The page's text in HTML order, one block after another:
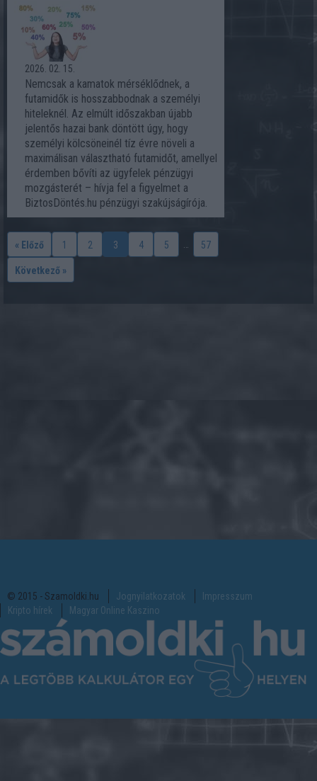
2026. 02. 15.
Nemcsak a kamatok mérséklődnek, a
futamidők is hosszabbodnak a személyi
hiteleknél. Az elmúlt időszakban újabb
jelentős hazai bank döntött úgy, hogy
személyi kölcsöneinél tíz évre növeli a
maximálisan választható futamidőt, amellyel
érdemben bővíti az ügyfelek pénzügyi
mozgásterét – hívja fel a figyelmet a
BiztosDöntés.hu pénzügyi szakújságírója.
« Előző 1 2 3 4 5 57
Következő »
© 2015 - Szamoldki.hu Jognyilatkozatok
Impresszum
Kripto hírek
Magyar Online Kaszino